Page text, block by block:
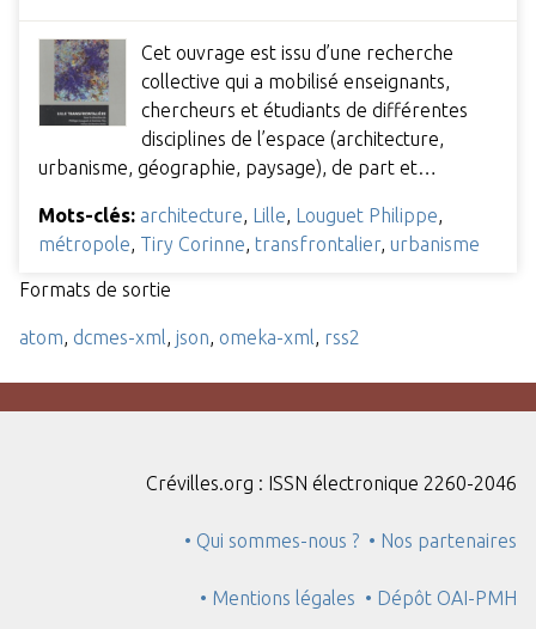
Cet ouvrage est issu d’une recherche
collective qui a mobilisé enseignants,
chercheurs et étudiants de différentes
disciplines de l’espace (architecture,
urbanisme, géographie, paysage), de part et…
Mots-clés: architecture Lille Louguet Philippe
métropole Tiry Corinne transfrontalier, urbanisme
Formats de sortie
atom dcmes-xml json omeka-xml rss2
Crévilles.org : ISSN électronique 2260-2046
• Qui sommes-nous ? • Nos partenaires
• Mentions légales • Dépôt OAI-PMH